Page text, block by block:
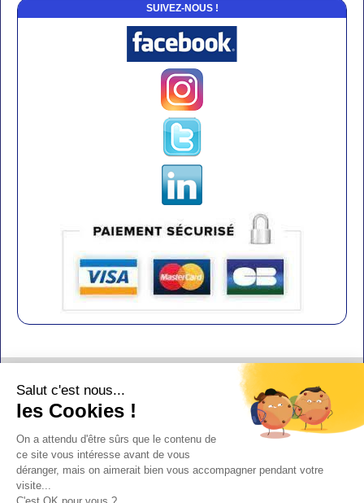
SUIVEZ-NOUS !
Mentions légales
Salut c'est nous...
les Cookies !
On a attendu d'être sûrs que le contenu de
ce site vous intéresse avant de vous
déranger, mais on aimerait bien vous accompagner pendant votre
visite...